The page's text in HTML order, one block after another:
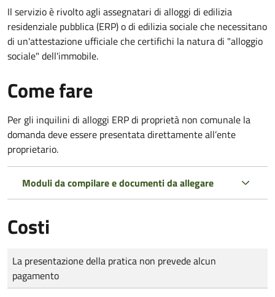
Il servizio è rivolto agli assegnatari di alloggi di edilizia
residenziale pubblica (ERP) o di edilizia sociale che necessitano
di un'attestazione ufficiale che certifichi la natura di "alloggio
sociale" dell'immobile.
Come fare
Per gli inquilini di alloggi ERP di proprietà non comunale la
domanda deve essere presentata direttamente all’ente
proprietario.
Moduli da compilare e documenti da allegare
Costi
Tipo di pagamento
Importo
La presentazione della pratica non prevede alcun
pagamento